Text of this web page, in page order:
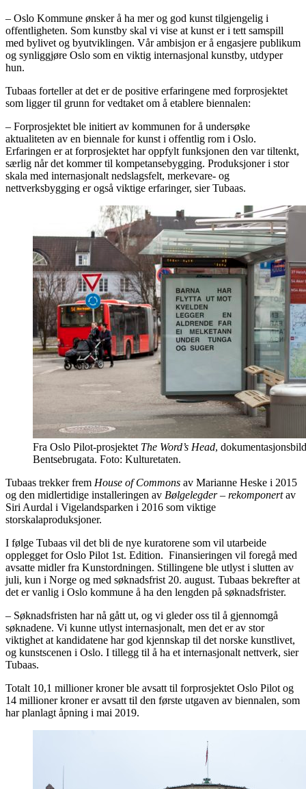
– Oslo Kommune ønsker å ha mer og god kunst tilgjengelig i
offentligheten. Som kunstby skal vi vise at kunst er i tett samspill
med bylivet og byutviklingen. Vår ambisjon er å engasjere publikum
og synliggjøre Oslo som en viktig internasjonal kunstby, utdyper
hun.
Tubaas forteller at det er de positive erfaringene med forprosjektet
som ligger til grunn for vedtaket om å etablere biennalen:
– Forprosjektet ble initiert av kommunen for å undersøke
aktualiteten av en biennale for kunst i offentlig rom i Oslo.
Erfaringen er at forprosjektet har oppfylt funksjonen den var tiltenkt,
særlig når det kommer til kompetansebygging. Produksjoner i stor
skala med internasjonalt nedslagsfelt, merkevare- og
nettverksbygging er også viktige erfaringer, sier Tubaas.
Fra Oslo Pilot-prosjektet The Word’s Head,
Bentsebrugata. Foto: Kulturetaten.
Tubaas trekker frem House of Commons av Marianne Heske i 2015
og den midlertidige installeringen av Bølgelegder – rekomponertav
Siri Aurdal i Vigelandsparken i 2016 som viktige
storskalaproduksjoner.
I følge Tubaas vil det bli de nye kuratorene som vil utarbeide
opplegget for Oslo Pilot 1st. Edition. Finansieringen vil foregå med
avsatte midler fra Kunstordningen. Stillingene ble utlyst i slutten av
juli, kun i Norge og med søknadsfrist 20. august. Tubaas bekrefter at
det er vanlig i Oslo kommune å ha den lengden på søknadsfrister.
– Søknadsfristen har nå gått ut, og vi gleder oss til å gjennomgå
søknadene. Vi kunne utlyst internasjonalt, men det er av stor
viktighet at kandidatene har god kjennskap til det norske kunstlivet,
og kunstscenen i Oslo. I tillegg til å ha et internasjonalt nettverk, sier
Tubaas.
Totalt 10,1 millioner kroner ble avsatt til forprosjektet Oslo Pilot og
14 millioner kroner er avsatt til den første utgaven av biennalen, som
har planlagt åpning i mai 2019.